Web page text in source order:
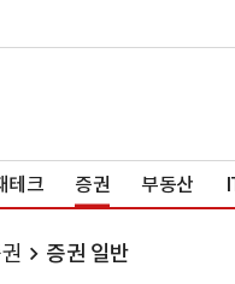
테크 증권 부동산
증권 일반